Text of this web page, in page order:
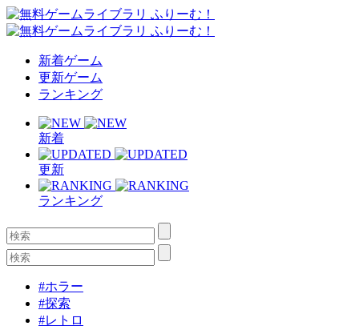
新着ゲーム
更新ゲーム
ランキング
新着
更新
ランキング
#ホラー
#探索
#レトロ